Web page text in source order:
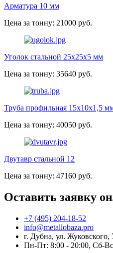
Арматура 10 мм
Цена за тонну: 21000 руб.
Уголок стальной 25х25х5 мм
Цена за тонну: 35640 руб.
Труба профильная 15х10х1,5
Цена за тонну: 40050 руб.
Двутавр стальной 12
Цена за тонну: 47160 руб.
Оставить заявку
+7 (495) 204-18-52
info@metallobaza.pro
г. Дубна, ул. Жуковского,
Пн-Пт: 8:00 - 20:00, Сб-